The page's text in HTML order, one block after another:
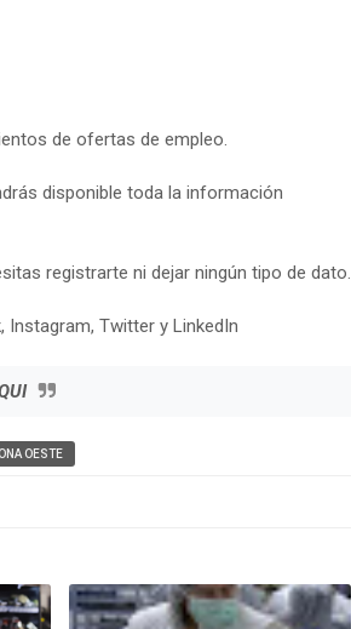
de ofertas de empleo.
disponible toda la información
registrarte ni dejar ningún tipo de dato.
Twitter y LinkedIn
OESTE